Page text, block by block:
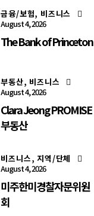
금융/보험, 비즈니스
August 4, 2026
The Bank of Princeton
부동산, 비즈니스
August 4, 2026
Clara Jeong PROMISE
부동산
비즈니스,지역/단체
August 4, 2026
미주한미경찰자문위원
회